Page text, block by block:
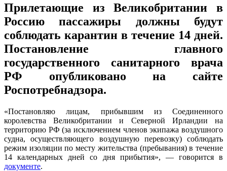
Прилетающие из Великобритании в
Россию пассажиры должны будут
соблюдать карантин в течение 14 дней.
Постановление главного
государственного санитарного врача
РФ опубликовано на сайте
Роспотребнадзора.
«Постановляю лицам, прибывшим из Соединенного
королевства Великобритании и Северной Ирландии на
территорию РФ (за исключением членов экипажа воздушного
судна, осуществляющего воздушную перевозку) соблюдать
режим изоляции по месту жительства (пребывания) в течение
14 календарных дней со дня прибытия», — говорится в
документе.